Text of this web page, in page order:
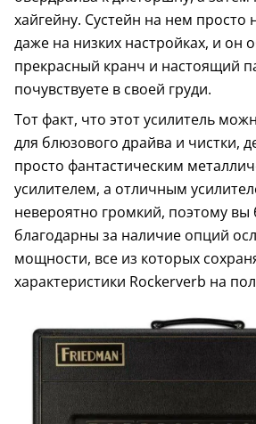
хайгейну. Сустейн на нем просто
даже на низких настройках, и он
прекрасный кранч и настоящий
почувствуете в своей груди.
Тот факт, что этот усилитель
для блюзового драйва и чистки,
просто фантастическим
усилителем, а отличным
невероятно громкий, поэтому вы
благодарны за наличие опций
мощности, все из которых
характеристики Rockerverb на